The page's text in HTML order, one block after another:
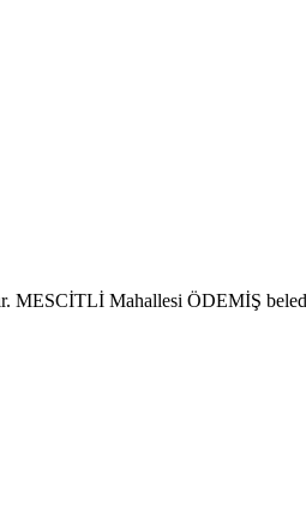
MESCİTLİ Mahallesi ÖDEMİŞ